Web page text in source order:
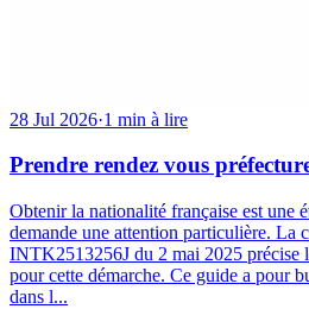
28 Jul 2026·1 min à lire
Prendre rendez vous
Obtenir la nationalité française est une
demande une attention particulière. La
INTK2513256J du 2 mai 2025 précise
pour cette démarche. Ce guide a pour
dans l...